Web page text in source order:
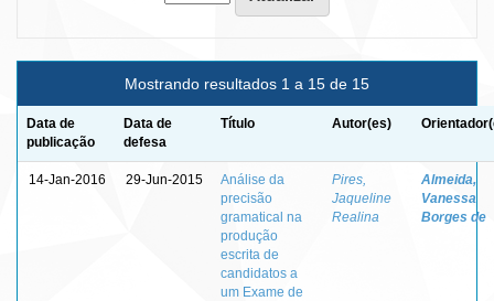
Mostrando resultados 1 a 15 de 15
Data de
publicação
Data de
defesa
Título Autor(es)
14-Jan-2016 29-Jun-2015
Análise da
precisão
gramatical na
produção
escrita de
candidatos a
um Exame de
Pires,
Jaqueline
Realina
Almeida,
Vanessa
Borges de